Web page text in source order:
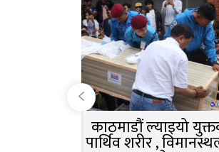
काठमाडौं ल्याइयो
पार्थिव शरीर ,